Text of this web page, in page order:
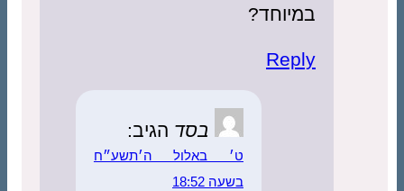
במיוחד?
Reply
בסד הגיב:
ט׳ באלול ה׳תשע״ח
בשעה 18:52